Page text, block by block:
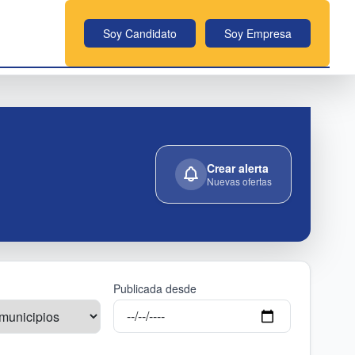
Soy Candidato Soy Empresa
Crear alerta
Nuevas ofertas
Publicada desde